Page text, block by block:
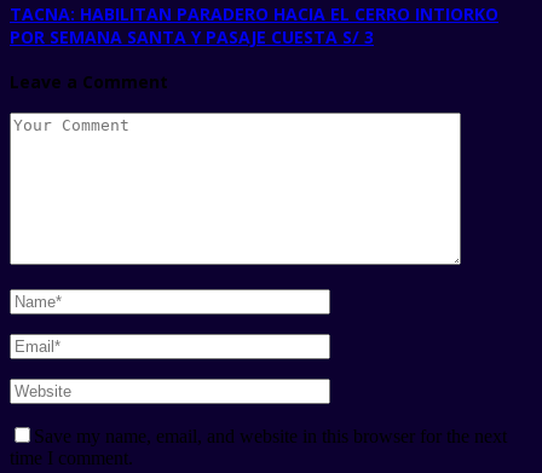
TACNA: HABILITAN PARADERO HACIA EL CERRO INTIORKO
POR SEMANA SANTA Y PASAJE CUESTA S/ 3
Leave a Comment
Save my name, email, and website in this browser for the next
time I comment.